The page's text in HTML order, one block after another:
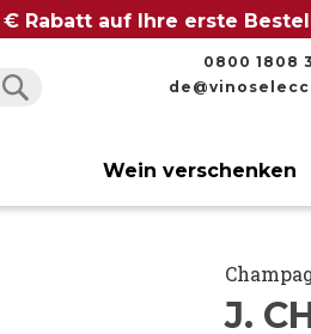
€ Rabatt auf Ihre erste
0800 1808
Wein verschenken
J.